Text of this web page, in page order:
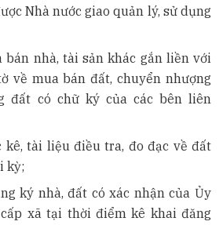
Nhà nước giao quản lý, sử dụng
bán nhà, tài sản khác gắn liền với
về mua bán đất, chuyển nhượng
đất có chữ ký của các bên liên
kê, tài liệu điều tra, đo đạc về đất
kỳ;
ký nhà, đất có xác nhận của Ủy
xã tại thời điểm kê khai đăng